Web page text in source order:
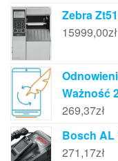
Zebra
15999,00zł
Ważność
269,37zł
Bosch AL
271,17zł